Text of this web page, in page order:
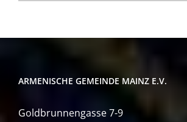
ARMENISCHE GEMEINDE MAINZ E.V.
Goldbrunnengasse 7-9